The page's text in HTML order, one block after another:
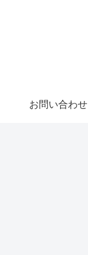
お問い合わせ